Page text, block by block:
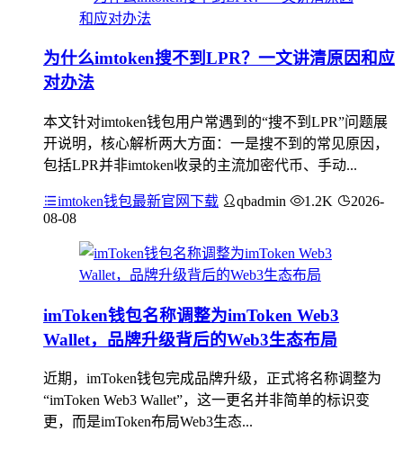
为什么imtoken搜不到LPR？一文讲清原因和应
对办法
本文针对imtoken钱包用户常遇到的“搜不到LPR”问题展
开说明，核心解析两大方面：一是搜不到的常见原因，
包括LPR并非imtoken收录的主流加密代币、手动...
imtoken钱包最新官网下载 qbadmin 1.2K
2026-
08-08
imToken钱包名称调整为imToken Web3
Wallet，品牌升级背后的Web3生态布局
近期，imToken钱包完成品牌升级，正式将名称调整为
“imToken Web3 Wallet”，这一更名并非简单的标识变
更，而是imToken布局Web3生态...